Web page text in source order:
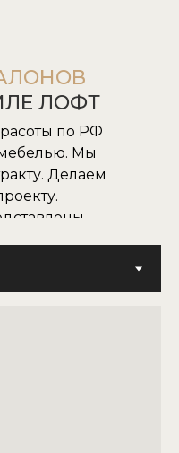
ЛОФТ
по РФ
Мы
Делаем